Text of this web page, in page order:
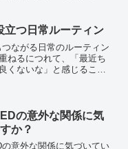
覚えることも増えていき
も、プラ...
立つ日常ルーティン
ながる日常のルーティン
ねるにつれて、「最近ち
くないな」と感じること
せん。...
の意外な関係に気
か？
意外な関係に気づいてい